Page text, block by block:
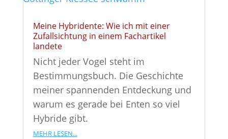
Meine Hybridente: Wie ich mit einer
Zufallsichtung in einem Fachartikel
landete
Nicht jeder Vogel steht im
Bestimmungsbuch. Die Geschichte
meiner spannenden Entdeckung und
warum es gerade bei Enten so viel
Hybride gibt.
mehr lesen...